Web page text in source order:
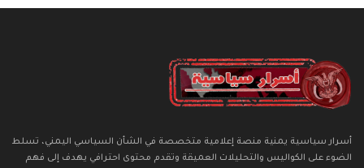
أسرار سياسية يمنية منصة إعلامية متخصصة في الشأن السياسي اليمني، تسلط
الضوء على الكواليس والتحليلات العميقة وتقدم محتوى احترافي يهدف إلى فهم